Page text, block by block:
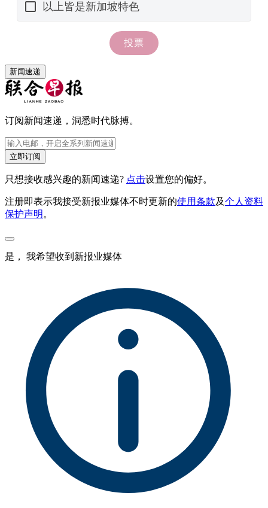
新闻速递
订阅新闻速递，洞悉时代脉搏。
立即订阅
只想接收感兴趣的新闻速递? 点击设置您的偏好。
注册即表示我接受新报业媒体不时更新的使用条款及个人资料
保护声明 。
是， 我希望收到新报业媒体